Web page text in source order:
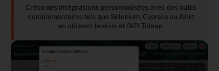
Créez des intégrations personnalisées avec des outils
complémentaires tels que Selenium, Cypress ou JUnit
en utilisant Jenkins et l’API Tuleap.